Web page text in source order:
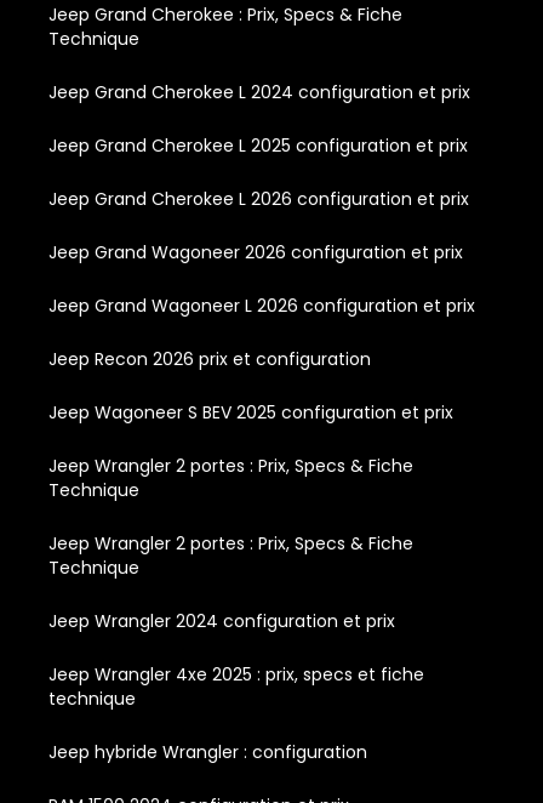
Jeep Grand Cherokee : Prix, Specs & Fiche
Technique
Jeep Grand Cherokee L 2024 configuration et prix
Jeep Grand Cherokee L 2025 configuration et prix
Jeep Grand Cherokee L 2026 configuration et prix
Jeep Grand Wagoneer 2026 configuration et prix
Jeep Grand Wagoneer L 2026 configuration et prix
Jeep Recon 2026 prix et configuration
Jeep Wagoneer S BEV 2025 configuration et prix
Jeep Wrangler 2 portes : Prix, Specs & Fiche
Technique
Jeep Wrangler 2 portes : Prix, Specs & Fiche
Technique
Jeep Wrangler 2024 configuration et prix
Jeep Wrangler 4xe 2025 : prix, specs et fiche
technique
Jeep hybride Wrangler : configuration